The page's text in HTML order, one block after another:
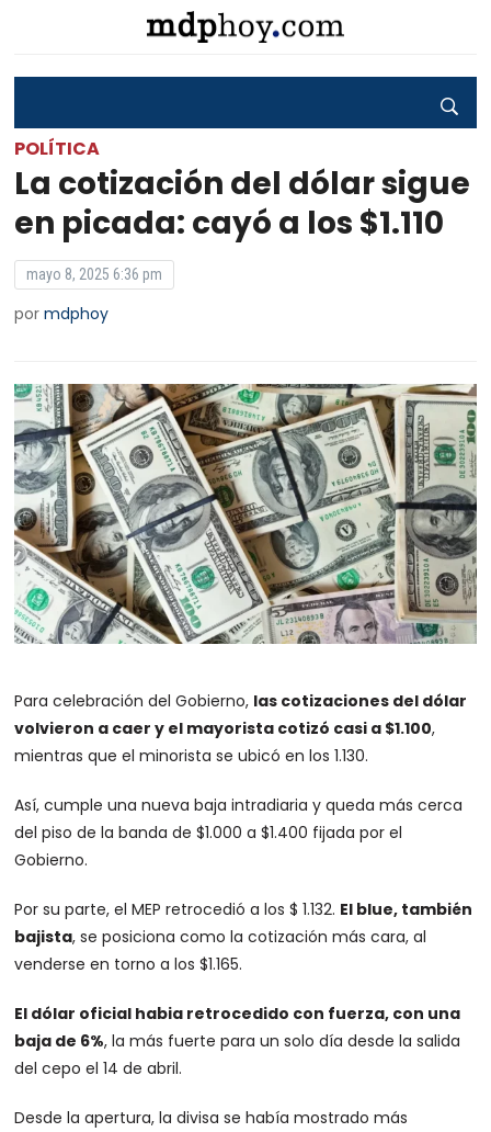
POLÍTICA
La cotización del dólar sigue
en picada: cayó a los $1.110
mayo 8, 2025 6:36 pm
pormdphoy
Para celebración del Gobierno, las cotizaciones del dólar
volvieron a caer y el mayorista cotizó casi a $1.100,
mientras que el minorista se ubicó en los 1.130.
Así, cumple una nueva baja intradiaria y queda más cerca
del piso de la banda de $1.000 a $1.400 fijada por el
Gobierno.
Por su parte, el MEP retrocedió a los $ 1.132. El blue, también
bajista, se posiciona como la cotización más cara, al
venderse en torno a los $1.165.
El dólar oficial habia retrocedido con fuerza, con una
baja de 6%, la más fuerte para un solo día desde la salida
del cepo el 14 de abril.
Desde la apertura, la divisa se había mostrado más